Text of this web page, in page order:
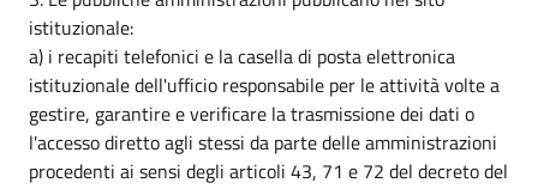
istituzionale:
a) i recapiti telefonici e la casella di posta elettronica
istituzionale dell'ufficio responsabile per le attività volte a
gestire, garantire e verificare la trasmissione dei dati o
l'accesso diretto agli stessi da parte delle amministrazioni
procedenti ai sensi degli articoli 43, 71 e 72 del decreto del